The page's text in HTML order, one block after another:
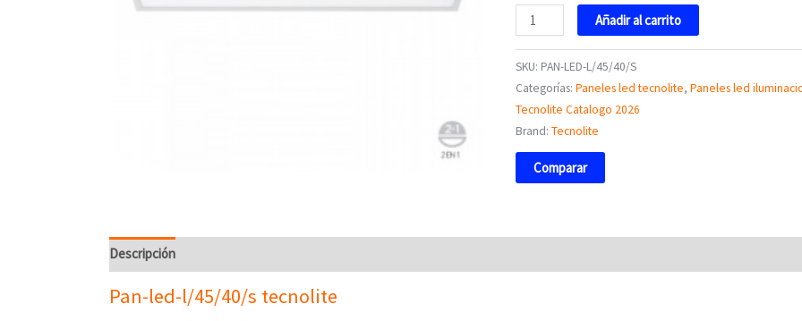
Añadir al carrito
SKU: PAN-LED-L/45/40/S
Categorías: Paneles led tecnolite, Paneles led
Tecnolite Catalogo 2026
Brand: Tecnolite
Comparar
Descripción
Pan-led-l/45/40/s tecnolite